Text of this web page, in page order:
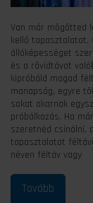
Van már mögötted
kellő tapasztalatot,
állóképességet
és a rövidtávot
kipróbáld magad
manapság, egyre
sokat akarnak
próbálkozás. Ha
szeretnéd csinálni,
tapasztalatot
néven féltáv vagy